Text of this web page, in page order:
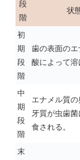
段
階
状
初
期
段
階
歯の表面の
酸によって溶
中
期
段
階
エナメル質
牙質が虫歯
食される。
末